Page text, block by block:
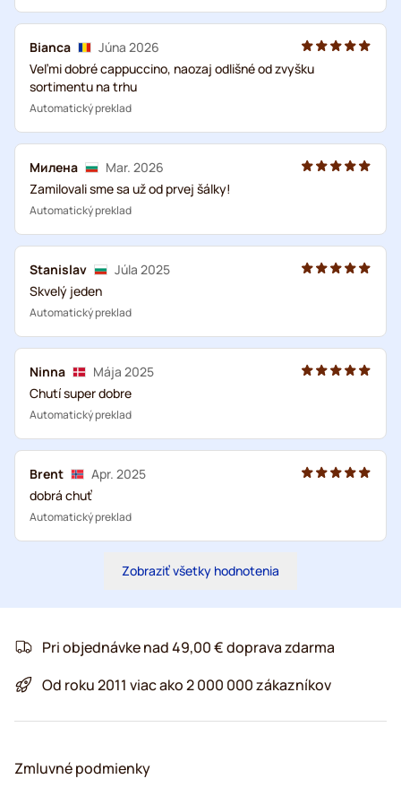
Bianca
Júna 2026
Veľmi dobré cappuccino, naozaj odlišné od zvyšku
sortimentu na trhu
Automatický preklad
Милена
Mar. 2026
Zamilovali sme sa už od prvej šálky!
Automatický preklad
Stanislav
Júla 2025
Skvelý jeden
Automatický preklad
Ninna
Mája 2025
Chutí super dobre
Automatický preklad
Brent
Apr. 2025
dobrá chuť
Automatický preklad
Zobraziť všetky hodnotenia
Pri objednávke nad 49,00 € doprava zdarma
Od roku 2011 viac ako 2 000 000 zákazníkov
Zmluvné podmienky